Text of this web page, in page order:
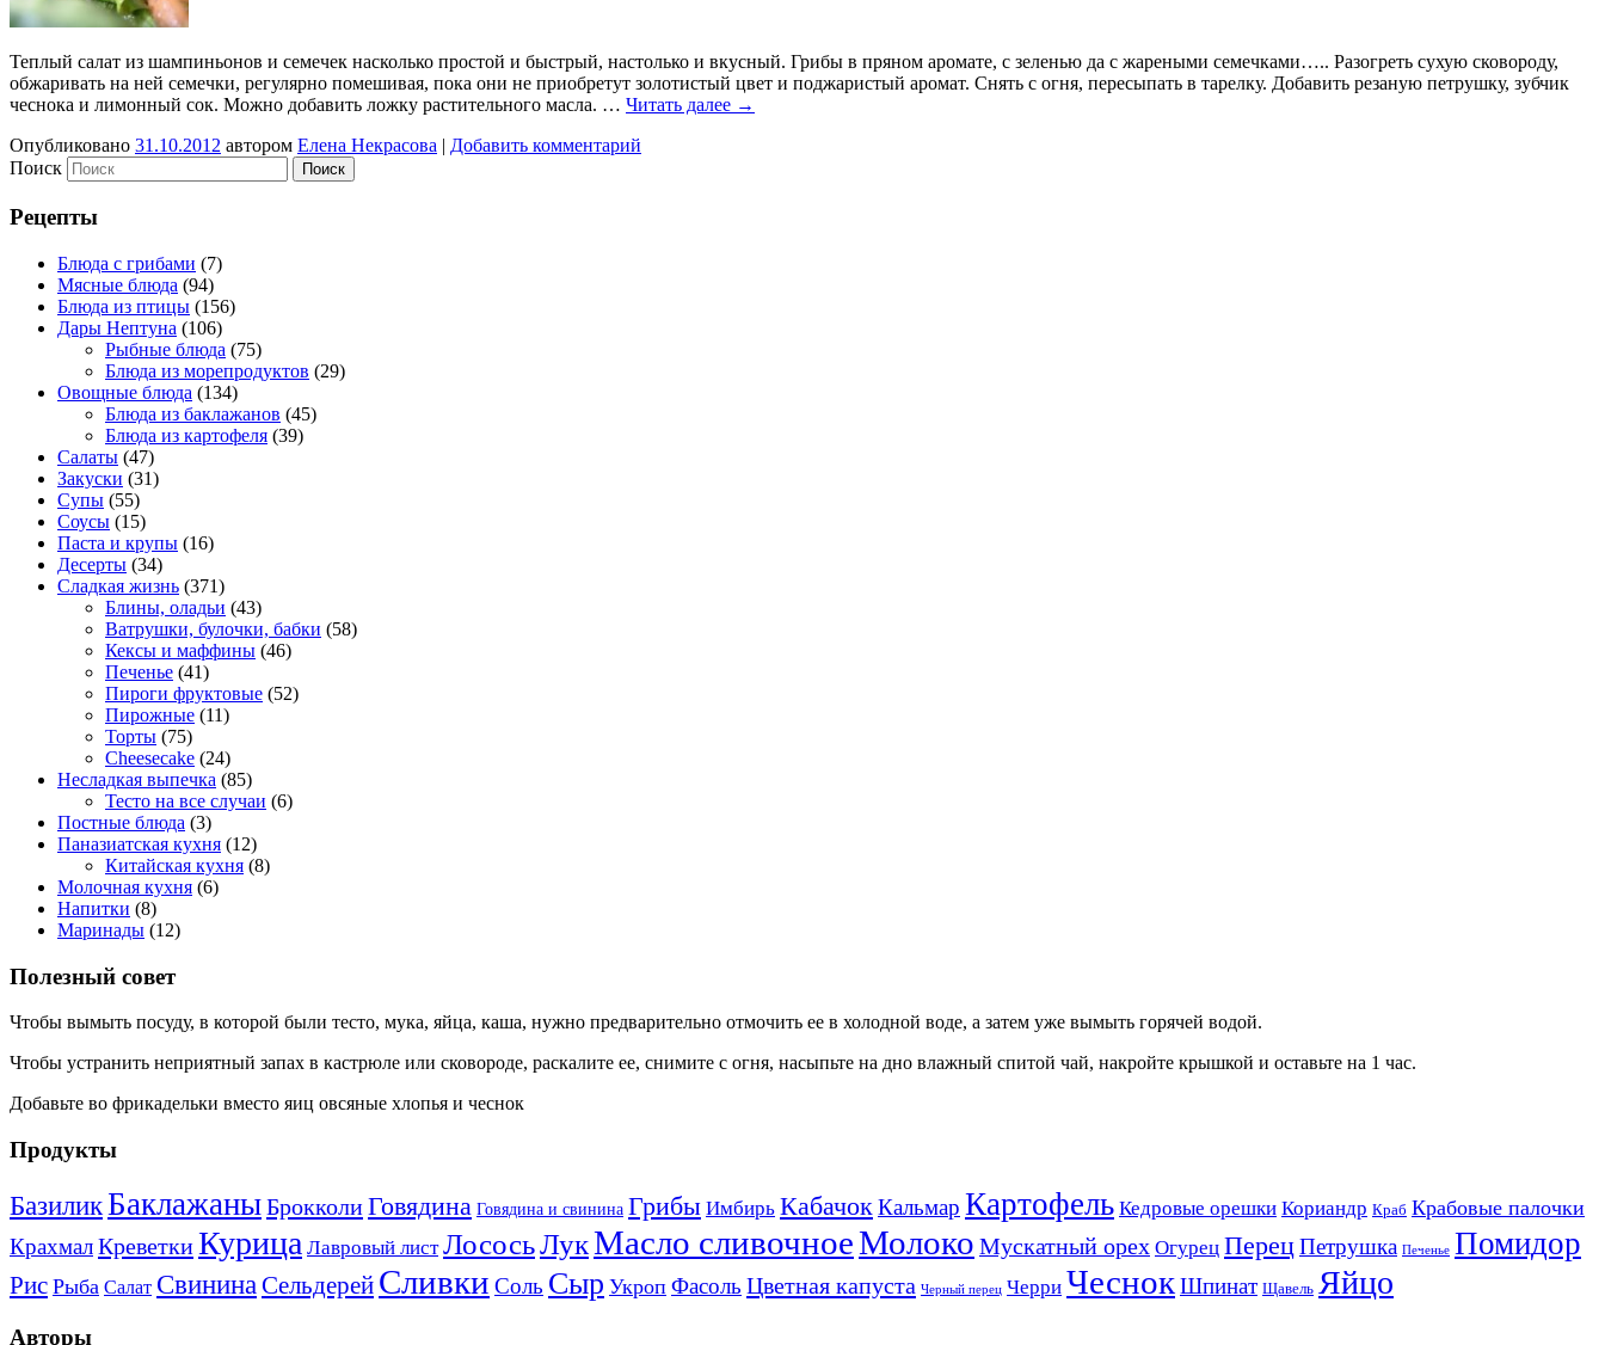
Теплый салат из шампиньонов и семечек насколько простой и быстрый, настолько и вкусный. Грибы в пряном аромате, с зеленью да с жареными семечками….. Разогреть сухую сковороду,
обжаривать на ней семечки, регулярно помешивая, пока они не приобретут золотистый цвет и поджаристый аромат. Снять с огня, пересыпать в тарелку. Добавить резаную петрушку, зубчик
чеснока и лимонный сок. Можно добавить ложку растительного масла. … Читать далее →
Опубликовано 31.10.2012 автором Елена Некрасова
Добавить комментарий
Поиск
Рецепты
Блюда с грибами (7)
Мясные блюда (94)
Блюда из птицы (156)
Дары Нептуна (106)
Рыбные блюда (75)
Блюда из морепродуктов (29)
Овощные блюда (134)
Блюда из баклажанов (45)
Блюда из картофеля (39)
Салаты (47)
Закуски (31)
Супы (55)
Соусы (15)
Паста и крупы (16)
Десерты (34)
Сладкая жизнь (371)
Блины, оладьи (43)
Ватрушки, булочки, бабки (58)
Кексы и маффины (46)
Печенье (41)
Пироги фруктовые (52)
Пирожные (11)
Торты (75)
Cheesecake (24)
Несладкая выпечка (85)
Тесто на все случаи (6)
Постные блюда (3)
Паназиатская кухня (12)
Китайская кухня (8)
Молочная кухня (6)
Напитки (8)
Маринады (12)
Полезный совет
Чтобы вымыть посуду, в которой были тесто, мука, яйца, каша, нужно предварительно отмочить ее в холодной воде, а затем уже вымыть горячей водой.
Чтобы устранить неприятный запах в кастрюле или сковороде, раскалите ее, снимите с огня, насыпьте на дно влажный спитой чай, накройте крышкой и оставьте на 1 час.
Добавьте во фрикадельки вместо яиц овсяные хлопья и чеснок
Продукты
БазиликБаклажаныБрокколиГовядина Говядина и свинина Грибы Имбирь Кабачок Кальмар Картофель Кедровые орешки Кориандр Краб Крабовые палочки
КрахмалКреветкиКурица Лавровый лист ЛососьЛукМасло сливочноеМолоко Мускатный орех Огурец ПерецПетрушка Печенье Помидор
Рис Рыба Салат Свинина Сельдерей Сливки Соль Сыр Укроп Фасоль Цветная капуста Черный перец Черри ЧеснокШпинат Щавель Яйцо
Авторы